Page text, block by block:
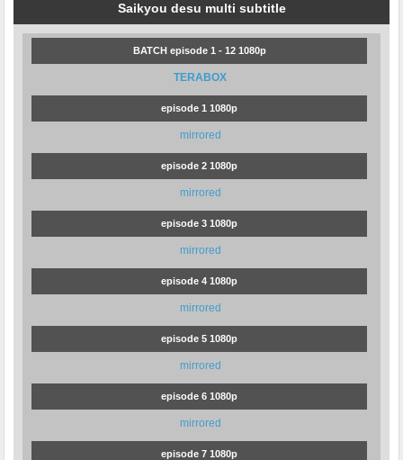
Saikyou desu multi subtitle
BATCH episode 1 - 12 1080p
TERABOX
episode 1 1080p
mirrored
episode 2 1080p
mirrored
episode 3 1080p
mirrored
episode 4 1080p
mirrored
episode 5 1080p
mirrored
episode 6 1080p
mirrored
episode 7 1080p